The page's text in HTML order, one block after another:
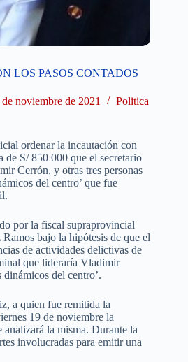
LOS PASOS CONTADOS
de noviembre de 2021 Politica
ordenar la incautación con
de S/ 850 000 que el secretario
Cerrón, y otras tres personas
del centro’ que fue
por la fiscal supraprovincial
bajo la hipótesis de que el
de actividades delictivas de
que lideraría Vladimir
del centro’.
a quien fue remitida la
19 de noviembre la
la misma. Durante la
involucradas para emitir una